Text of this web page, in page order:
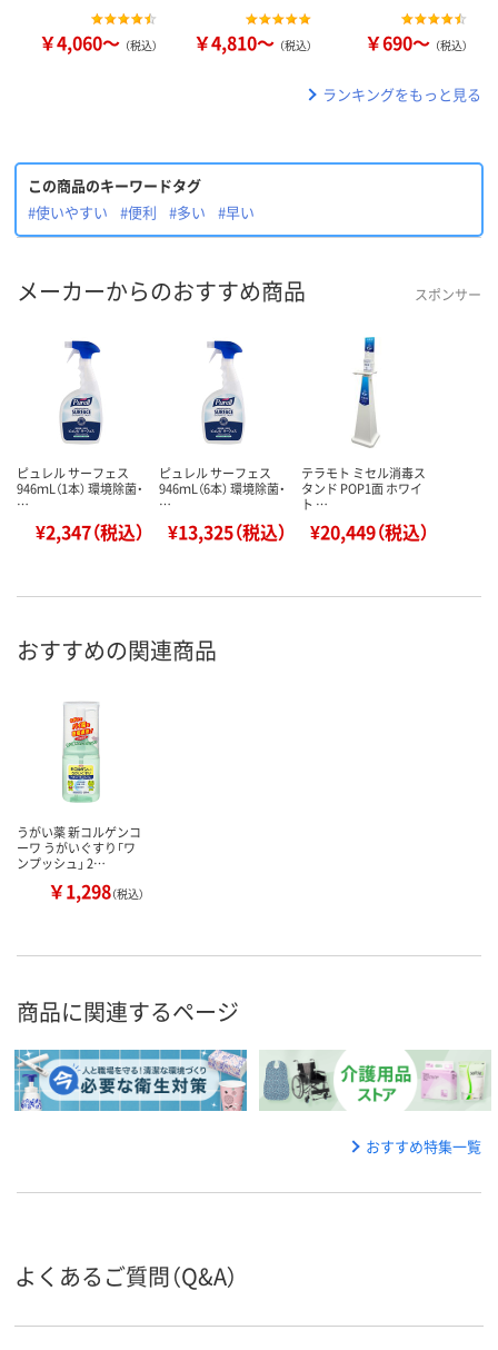
￥4,060～ （税込） ￥4,810～ （税込） ￥690～ （税込）
ランキングをもっと見る
この商品のキーワードタグ
#使いやすい
#便利 #多い #早い
メーカーからのおすすめ商品 スポンサー
ピュレル サーフェス
946ｍL（1本） 環境除菌・
…
¥2,347（税込）
ピュレル サーフェス
946ｍL（6本） 環境除菌・
…
¥13,325（税込）
テラモト ミセル消毒ス
タンド POP1面 ホワイ
ト …
¥20,449（税込）
おすすめの関連商品
うがい薬 新コルゲンコ
ーワ うがいぐすり「ワ
ンプッシュ」 2…
￥1,298（税込）
商品に関連するページ
おすすめ特集一覧
よくあるご質問（Q&A）